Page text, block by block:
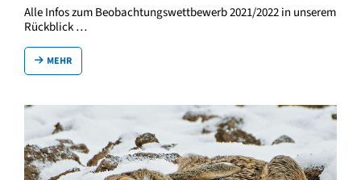
Alle Infos zum Beobachtungswettbewerb 2021/2022 in unserem
Rückblick …
MEHR